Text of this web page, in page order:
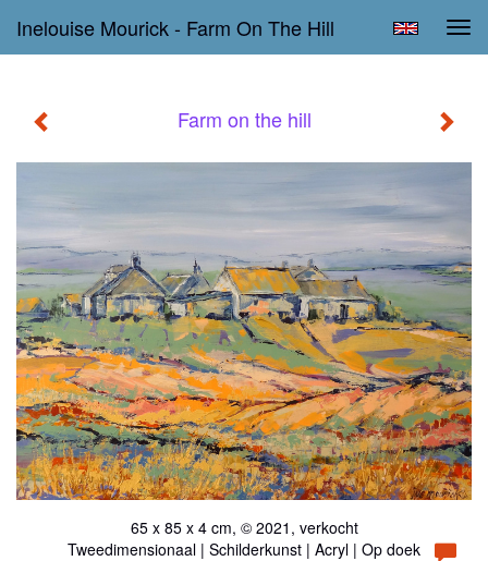
Inelouise Mourick - Farm On The Hill
Farm on the hill
65 x 85 x 4 cm, © 2021, verkocht
Tweedimensionaal | Schilderkunst | Acryl | Op doek